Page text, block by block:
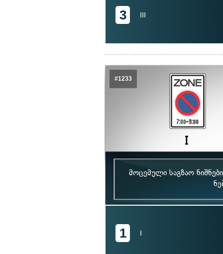
3 III
#1233
მოცემული საგზაო
1 I